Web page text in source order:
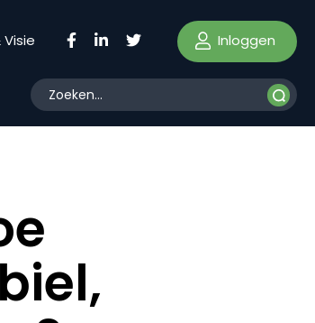
Visie Inloggen